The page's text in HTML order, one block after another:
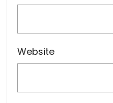
Website